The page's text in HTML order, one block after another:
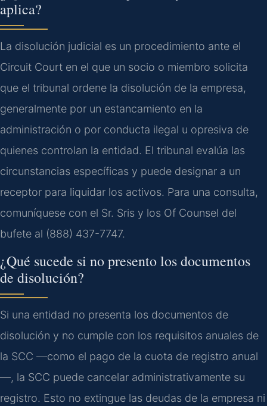
aplica?
La disolución judicial es un procedimiento ante el
Circuit Court en el que un socio o miembro solicita
que el tribunal ordene la disolución de la empresa,
generalmente por un estancamiento en la
administración o por conducta ilegal u opresiva de
quienes controlan la entidad. El tribunal evalúa las
circunstancias específicas y puede designar a un
receptor para liquidar los activos. Para una consulta,
comuníquese con el Sr. Sris y los Of Counsel del
bufete al (888) 437-7747.
¿Qué sucede si no presento los documentos
de disolución?
Si una entidad no presenta los documentos de
disolución y no cumple con los requisitos anuales de
la SCC —como el pago de la cuota de registro anual
—, la SCC puede cancelar administrativamente su
registro. Esto no extingue las deudas de la empresa ni